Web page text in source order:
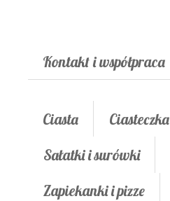
Kontakt i współpraca
Ciasta Ciasteczka
Sałatki i surówki
Zapiekanki i pizze